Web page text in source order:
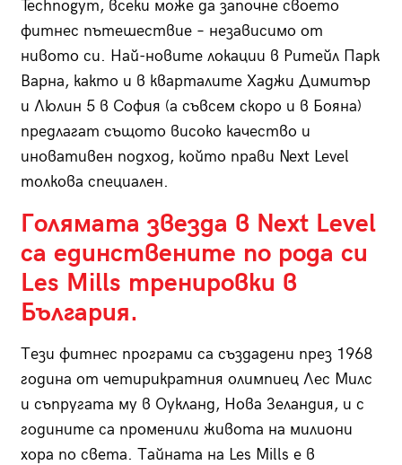
Technogym, всеки може да започне своето
фитнес пътешествие – независимо от
нивото си. Най-новите локации в Ритейл Парк
Варна, както и в кварталите Хаджи Димитър
и Люлин 5 в София (а съвсем скоро и в Бояна)
предлагат същото високо качество и
иновативен подход, който прави Next Level
толкова специален.
Голямата звезда в Next Level
са единствените по рода си
Les Mills тренировки в
България.
Тези фитнес програми са създадени през 1968
година от четирикратния олимпиец Лес Милс
и съпругата му в Оукланд, Нова Зеландия, и с
годините са променили живота на милиони
хора по света. Тайната на Les Mills е в